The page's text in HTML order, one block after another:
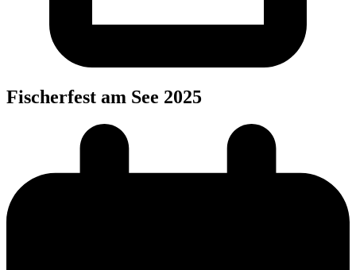
Fischer­fest am See 2025